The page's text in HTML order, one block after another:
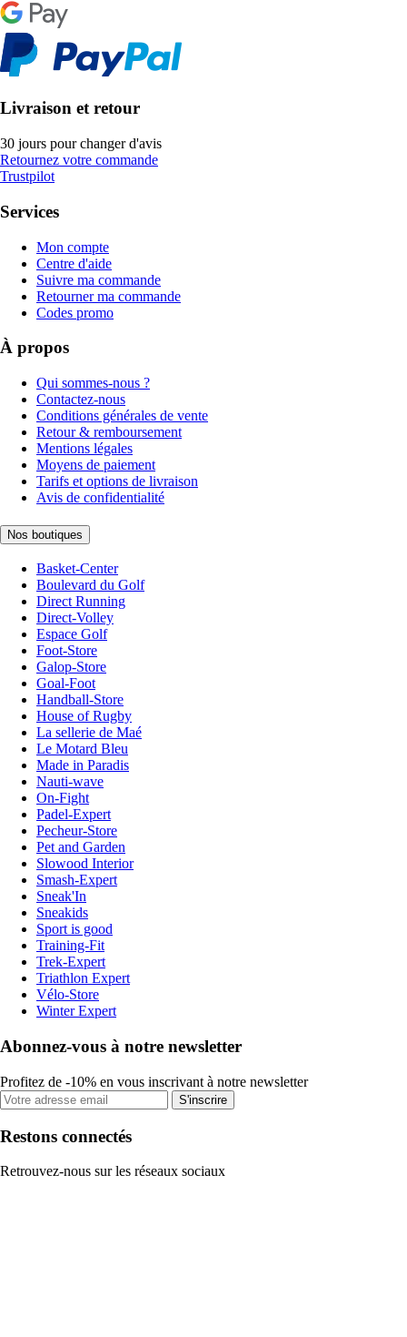
Livraison et retour
30 jours pour changer d'avis
Retournez votre commande
Trustpilot
Services
Mon compte
Centre d'aide
Suivre ma commande
Retourner ma commande
Codes promo
À propos
Qui sommes-nous ?
Contactez-nous
Conditions générales de vente
Retour & remboursement
Mentions légales
Moyens de paiement
Tarifs et options de livraison
Avis de confidentialité
Nos boutiques
Basket-Center
Boulevard du Golf
Direct Running
Direct-Volley
Espace Golf
Foot-Store
Galop-Store
Goal-Foot
Handball-Store
House of Rugby
La sellerie de Maé
Le Motard Bleu
Made in Paradis
Nauti-wave
On-Fight
Padel-Expert
Pecheur-Store
Pet and Garden
Slowood Interior
Smash-Expert
Sneak'In
Sneakids
Sport is good
Training-Fit
Trek-Expert
Triathlon Expert
Vélo-Store
Winter Expert
Abonnez-vous à notre newsletter
Profitez de -10% en vous inscrivant à notre newsletter
S'inscrire
Restons connectés
Retrouvez-nous sur les réseaux sociaux